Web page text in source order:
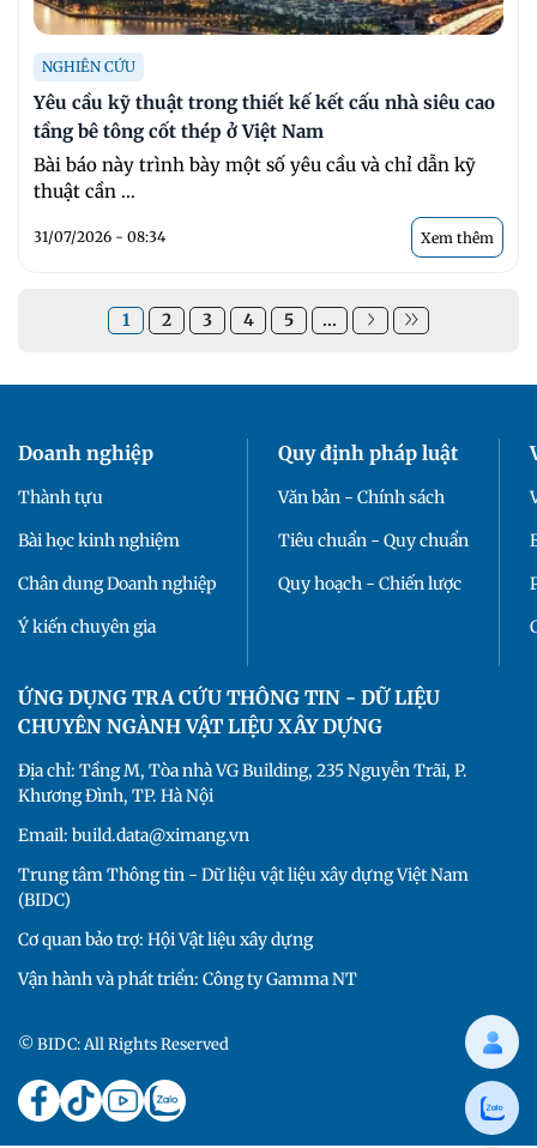
NGHIÊN CỨU
Yêu cầu kỹ thuật trong thiết kế kết cấu nhà siêu cao
tầng bê tông cốt thép ở Việt Nam
Bài báo này trình bày một số yêu cầu và chỉ dẫn kỹ
thuật cần ...
31/07/2026 - 08:34 Xem thêm
1 2 3 4 5 ...
Doanh nghiệp
Thành tựu
Bài học kinh nghiệm
Chân dung Doanh nghiệp
Ý kiến chuyên gia
Quy định pháp luật
Văn bản - Chính sách
Tiêu chuẩn - Quy chuẩn
Quy hoạch - Chiến lược
ỨNG DỤNG TRA CỨU THÔNG TIN - DỮ LIỆU
CHUYÊN NGÀNH VẬT LIỆU XÂY DỰNG
Địa chỉ: Tầng M, Tòa nhà VG Building, 235 Nguyễn Trãi, P.
Khương Đình, TP. Hà Nội
Email: build.data@ximang.vn
Trung tâm Thông tin - Dữ liệu vật liệu xây dựng Việt Nam
(BIDC)
Cơ quan bảo trợ: Hội Vật liệu xây dựng
Vận hành và phát triển: Công ty Gamma NT
© BIDC: All Rights Reserved